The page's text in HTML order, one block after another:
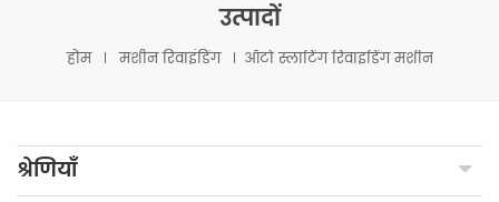
उत्पादों
होम मशीन रिवाइंडिंग ऑटो स्लाटिंग रिवाइंडिंग मशीन
श्रेणियाँ